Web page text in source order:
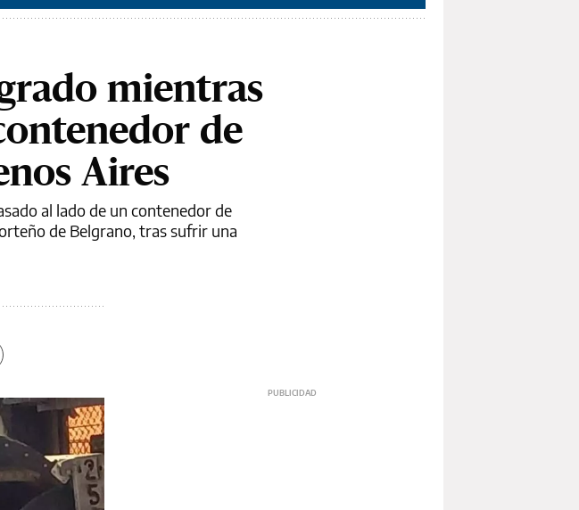
mientras
de
Aires
al lado de un contenedor de
de Belgrano, tras sufrir una